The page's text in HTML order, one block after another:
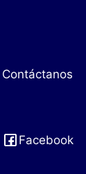
Contáctanos
Facebook